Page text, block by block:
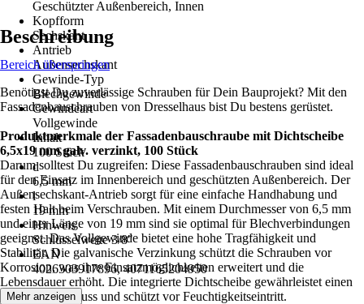
Geschützter Außenbereich, Innen
Kopfform
Sechskant
Antrieb
Außensechskant
Gewinde-Typ
Blechgewinde
Gewindeart
Vollgewinde
Inhalt
100 Stück
d
6,5 mm
l
19 mm
Hinweis
Schlüsselweite 3/8"
EAN
4026303917896, 4071165204950
Beschreibung
Bereich überspringen
Benötigst Du zuverlässige Schrauben für Dein Bauprojekt? Mit den
Fassadenbauschrauben von Dresselhaus bist Du bestens gerüstet.
Produktmerkmale der Fassadenbauschraube mit Dichtscheibe
6,5x19 mm galv. verzinkt, 100 Stück
Darum solltest Du zugreifen: Diese Fassadenbauschrauben sind ideal
für den Einsatz im Innenbereich und geschützten Außenbereich. Der
Außensechskant-Antrieb sorgt für eine einfache Handhabung und
festen Halt beim Verschrauben. Mit einem Durchmesser von 6,5 mm
und einer Länge von 19 mm sind sie optimal für Blechverbindungen
geeignet. Das Vollgewinde bietet eine hohe Tragfähigkeit und
Stabilität. Die galvanische Verzinkung schützt die Schrauben vor
Korrosion, was ihre Einsatzmöglichkeiten erweitert und die
Lebensdauer erhöht. Die integrierte Dichtscheibe gewährleistet einen
sicheren Abschluss und schützt vor Feuchtigkeitseintritt.
Mehr anzeigen